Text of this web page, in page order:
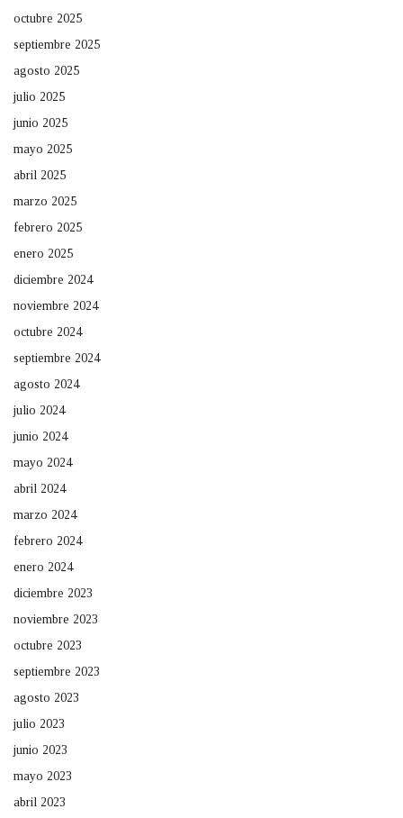
octubre 2025
septiembre 2025
agosto 2025
julio 2025
junio 2025
mayo 2025
abril 2025
marzo 2025
febrero 2025
enero 2025
diciembre 2024
noviembre 2024
octubre 2024
septiembre 2024
agosto 2024
julio 2024
junio 2024
mayo 2024
abril 2024
marzo 2024
febrero 2024
enero 2024
diciembre 2023
noviembre 2023
octubre 2023
septiembre 2023
agosto 2023
julio 2023
junio 2023
mayo 2023
abril 2023